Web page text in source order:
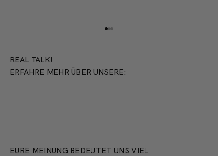
REAL TALK!
ERFAHRE MEHR ÜBER UNSERE:
EURE MEINUNG BEDEUTET UNS VIEL